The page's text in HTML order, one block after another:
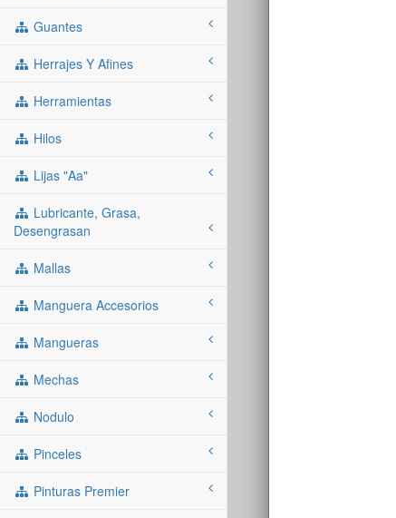
Guantes
Herrajes Y Afines
Herramientas
Hilos
Lijas "aa"
Lubricante, Grasa,
Desengrasan
Mallas
Manguera Accesorios
Mangueras
Mechas
Nodulo
Pinceles
Pinturas Premier